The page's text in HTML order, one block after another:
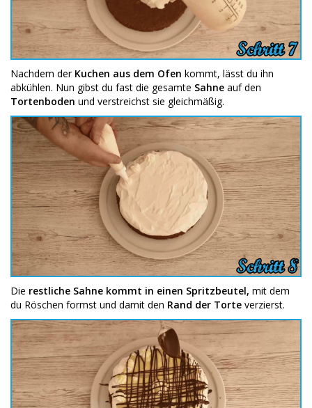
Nachdem der Kuchen aus dem Ofen kommt, lässt du ihn
abkühlen. Nun gibst du fast die gesamte Sahne auf den
Tortenboden und verstreichst sie gleichmäßig.
Die restliche Sahne kommt in einen Spritzbeutel, mit dem
du Röschen formst und damit den Rand der Torte verzierst.